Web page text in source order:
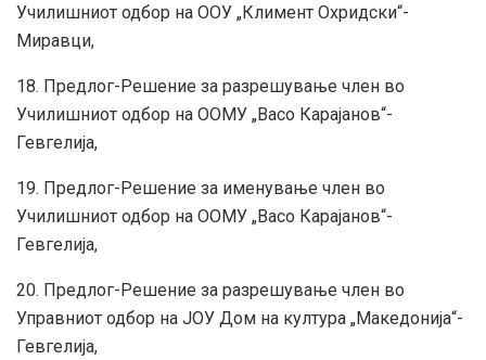
Училишниот одбор на ООУ „Климент Охридски“-
Миравци,
18. Предлог-Решение за разрешување член во
Училишниот одбор на ООМУ „Васо Карајанов“-
Гевгелија,
19. Предлог-Решение за именување член во
Училишниот одбор на ООМУ „Васо Карајанов“-
Гевгелија,
20. Предлог-Решение за разрешување член во
Управниот одбор на ЈОУ Дом на култура „Македонија“-
Гевгелија,